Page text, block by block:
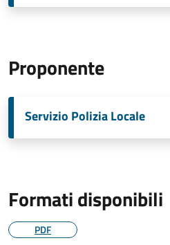
Proponente
Servizio Polizia Locale
Formati disponibili
PDF